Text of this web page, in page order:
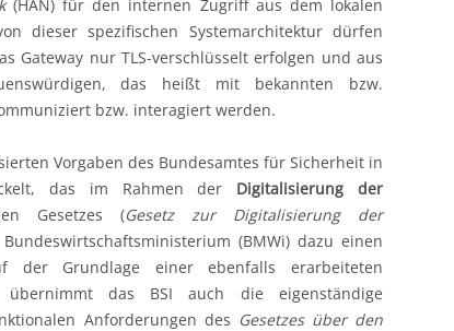
(HAN) für den internen Zugriff aus dem lokalen
dieser spezifischen Systemarchitektur dürfen
Gateway nur TLS-verschlüsselt erfolgen und aus
das heißt mit bekannten bzw.
bzw. interagiert werden.
Vorgaben des Bundesamtes für Sicherheit in
das im Rahmen der Digitalisierung der
Gesetzes (Gesetz zur Digitalisierung der
(BMWi) dazu einen
der Grundlage einer ebenfalls erarbeiteten
übernimmt das BSI auch die eigenständige
Anforderungen des Gesetzes über den